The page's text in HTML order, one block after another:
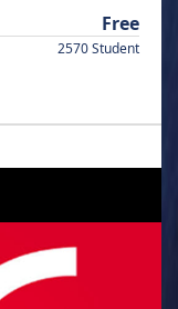
Free
2570 Student